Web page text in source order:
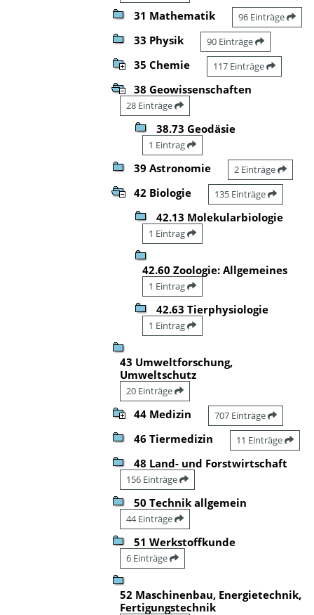
31 Mathematik 96 Einträge
33 Physik 90 Einträge
35 Chemie 117 Einträge
38 Geowissenschaften
28 Einträge
38.73 Geodäsie
1 Eintrag
39 Astronomie 2 Einträge
42 Biologie 135 Einträge
42.13 Molekularbiologie
1 Eintrag
42.60 Zoologie: Allgemeines
1 Eintrag
42.63 Tierphysiologie
1 Eintrag
43 Umweltforschung,
Umweltschutz
20 Einträge
44 Medizin 707 Einträge
46 Tiermedizin 11 Einträge
48 Land- und Forstwirtschaft
156 Einträge
50 Technik allgemein
44 Einträge
51 Werkstoffkunde
6 Einträge
52 Maschinenbau, Energietechnik,
Fertigungstechnik